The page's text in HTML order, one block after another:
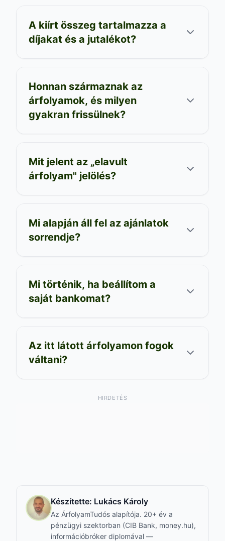
A kiírt összeg tartalmazza a
díjakat és a jutalékot?
Honnan származnak az
árfolyamok, és milyen
gyakran frissülnek?
Mit jelent az „elavult
árfolyam" jelölés?
Mi alapján áll fel az ajánlatok
sorrendje?
Mi történik, ha beállítom a
saját bankomat?
Az itt látott árfolyamon fogok
váltani?
HIRDETÉS
Készítette: Lukács Károly
Az ÁrfolyamTudós alapítója. 20+ év a
pénzügyi szektorban (CIB Bank, money.hu),
információbróker diplomával —